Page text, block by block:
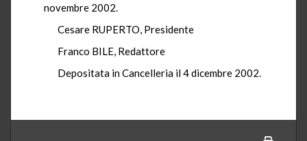
novembre 2002.
Cesare RUPERTO, Presidente
Franco BILE, Redattore
Depositata in Cancelleria il 4 dicembre 2002.